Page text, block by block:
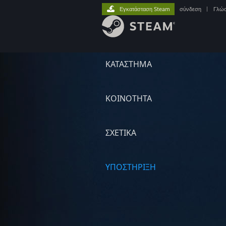
ΚΑΤΑΣΤΗΜΑ
ΚΟΙΝΟΤΗΤΑ
ΣΧΕΤΙΚΆ
ΥΠΟΣΤΗΡΙΞΗ
Εγκατάσταση Steam σύνδεση